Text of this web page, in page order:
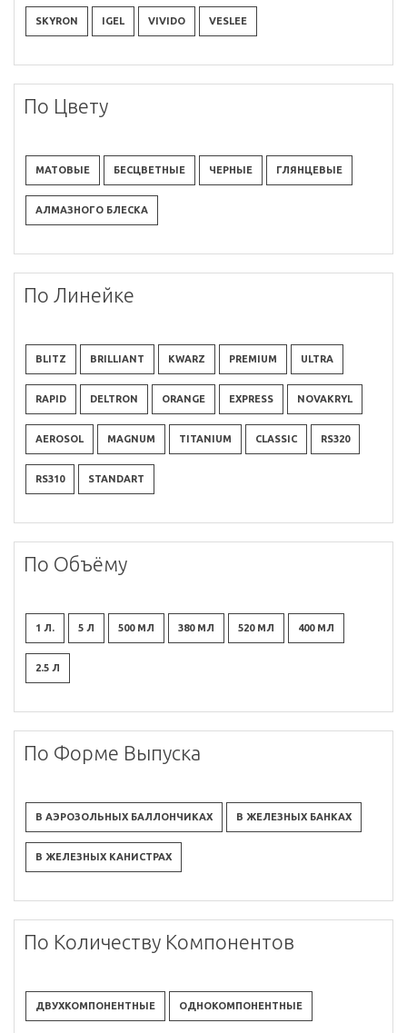
SKYRON IGEL VIVIDO VESLEE
По Цвету
МАТОВЫЕ БЕСЦВЕТНЫЕ ЧЕРНЫЕ ГЛЯНЦЕВЫЕ
АЛМАЗНОГО БЛЕСКА
По Линейке
BLITZ BRILLIANT KWARZ PREMIUM ULTRA
RAPID DELTRON ORANGE EXPRESS NOVAKRYL
AEROSOL MAGNUM TITANIUM CLASSIC RS320
RS310 STANDART
По Объёму
1 Л. 5 Л 500 МЛ 380 МЛ 520 МЛ 400 МЛ
2.5 Л
По Форме Выпуска
В АЭРОЗОЛЬНЫХ БАЛЛОНЧИКАХ В ЖЕЛЕЗНЫХ БАНКАХ
В ЖЕЛЕЗНЫХ КАНИСТРАХ
По Количеству Компонентов
ДВУХКОМПОНЕНТНЫЕ ОДНОКОМПОНЕНТНЫЕ